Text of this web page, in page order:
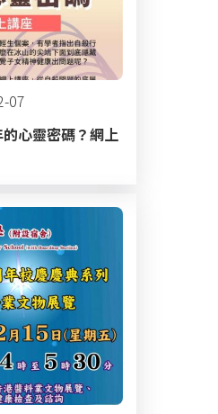
07
的心靈密碼？網上